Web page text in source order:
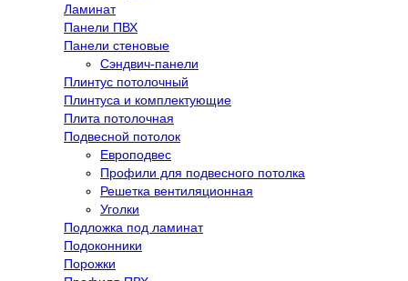
Ламинат
Панели ПВХ
Панели стеновые
Сэндвич-панели
Плинтус потолочный
Плинтуса и комплектующие
Плита потолочная
Подвесной потолок
Европодвес
Профили для подвесного потолка
Решетка вентиляционная
Уголки
Подложка под ламинат
Подоконники
Порожки